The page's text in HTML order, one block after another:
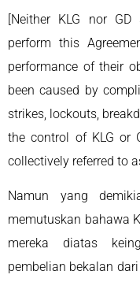
[Neither KLG nor
perform this
performance of their
been caused by
strikes, lockouts,
the control of KLG or
collectively referred to
Namun yang
memutuskan bahawa
mereka diatas
pembelian bekalan